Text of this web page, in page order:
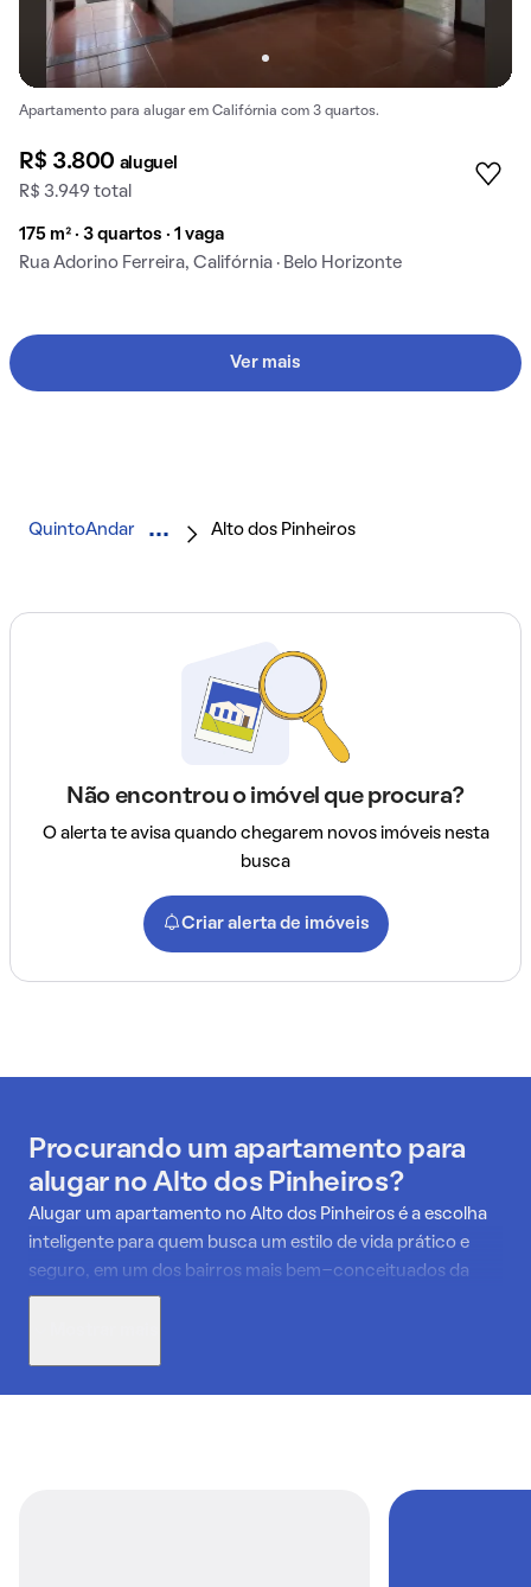
Apartamento para alugar em Califórnia com 3 quartos.
R$ 3.800 aluguel
R$ 3.949 total
175 m² · 3 quartos · 1 vaga
Rua Adorino Ferreira, Califórnia · Belo Horizonte
Ver mais
QuintoAndar Alto dos Pinheiros
Não encontrou o imóvel que procura?
O alerta te avisa quando chegarem novos imóveis nesta
busca
Criar alerta de imóveis
Procurando um apartamento para
alugar no Alto dos Pinheiros?
Alugar um apartamento no Alto dos Pinheiros é a escolha
inteligente para quem busca um estilo de vida prático e
seguro, em um dos bairros mais bem-conceituados da
Zona Oeste. A região combina a tranquilidade de suas ruas
incluindo supermercados, farmácias e centros médicos. A